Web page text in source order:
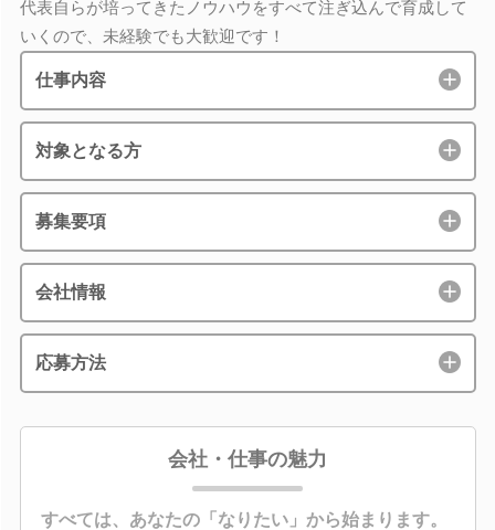
代表自らが培ってきたノウハウをすべて注ぎ込んで育成して
いくので、未経験でも大歓迎です！
仕事内容
対象となる方
募集要項
会社情報
応募方法
会社・仕事の魅力
すべては、あなたの「なりたい」から始まります。